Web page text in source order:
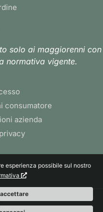
solo ai maggiorenni con
normativa vigente.
consumatore
azienda
esperienza possibile sul nostro